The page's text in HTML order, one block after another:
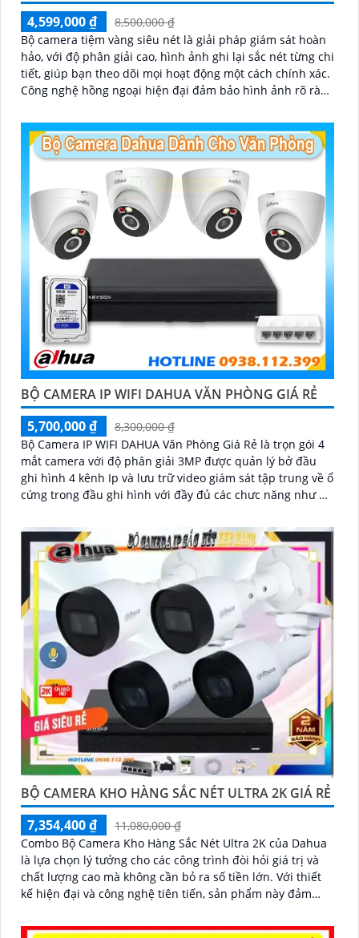
4,599,000 ₫
8,500,000 ₫
Bộ camera tiệm vàng siêu nét là giải pháp giám sát hoàn
hảo, với độ phân giải cao, hình ảnh ghi lại sắc nét từng chi
tiết, giúp bạn theo dõi mọi hoạt động một cách chính xác.
Công nghệ hồng ngoại hiện đại đảm bảo hình ảnh rõ ràng
BỘ CAMERA IP WIFI DAHUA VĂN PHÒNG GIÁ RẺ
5,700,000 ₫
8,300,000 ₫
Bộ Camera IP WIFI DAHUA Văn Phòng Giá Rẻ là trọn gói 4
mắt camera với độ phân giải 3MP được quản lý bở đầu
ghi hình 4 kênh Ip và lưu trữ video giám sát tập trung về ổ
cứng trong đầu ghi hình với đầy đủ các chưc năng như AI
giám sát có màu vào ban đêm
BỘ CAMERA KHO HÀNG SẮC NÉT ULTRA 2K GIÁ RẺ
7,354,400 ₫
11,080,000 ₫
Combo Bộ Camera Kho Hàng Sắc Nét Ultra 2K của Dahua
là lựa chọn lý tưởng cho các công trình đòi hỏi giá trị và
chất lượng cao mà không cần bỏ ra số tiền lớn. Với thiết
kế hiện đại và công nghệ tiên tiến, sản phẩm này đảm